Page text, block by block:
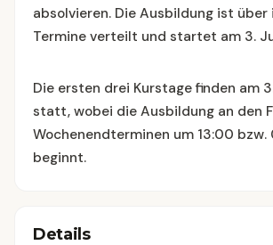
absolvieren. Die Ausbildung ist
Termine verteilt und startet am 3.
Die ersten drei Kurstage finden am
statt, wobei die Ausbildung an den
Wochenendterminen um 13:00 bzw.
beginnt.
Details